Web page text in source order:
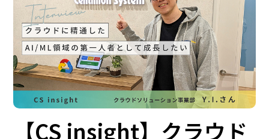
【CS insight】クラウド